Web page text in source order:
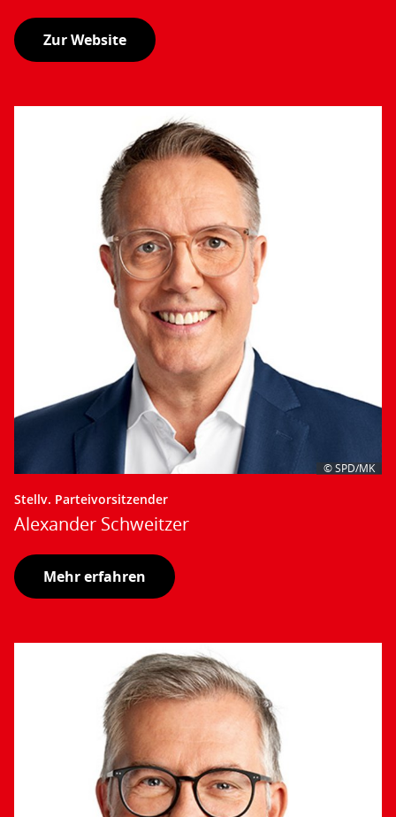
Zur Website
© SPD/MK
Stellv. Parteivorsitzender
Alexander Schweitzer
Mehr erfahren